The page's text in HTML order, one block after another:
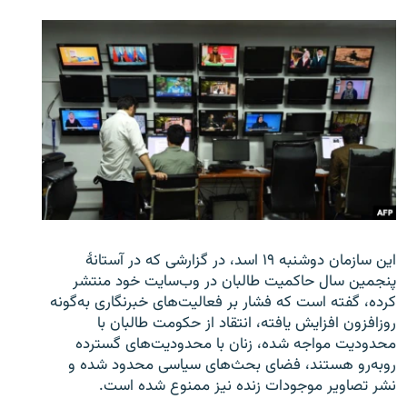
این سازمان دوشنبه ۱۹ اسد، در گزارشی که در آستانۀ
پنجمین سال حاکمیت طالبان در وب‌سایت خود منتشر
کرده، گفته است که فشار بر فعالیت‌های خبرنگاری به‌گونه
روزافزون افزایش یافته، انتقاد از حکومت طالبان با
محدودیت مواجه شده، زنان با محدودیت‌های گسترده
روبه‌رو هستند، فضای بحث‌های سیاسی محدود شده و
نشر تصاویر موجودات زنده نیز ممنوع شده است.